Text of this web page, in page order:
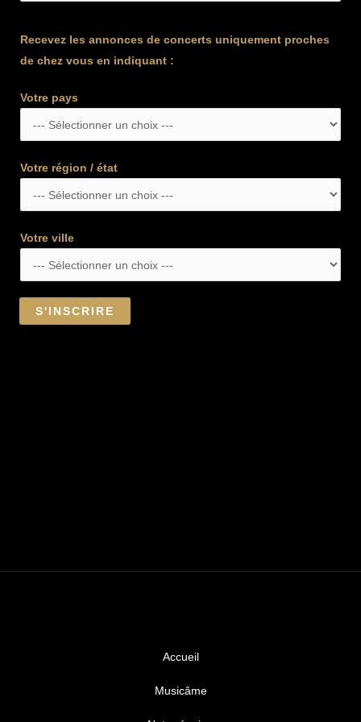
Recevez les annonces de concerts uniquement proches
de chez vous en indiquant :
Votre pays
Votre région / état
Votre ville
S'INSCRIRE
Accueil
Musicâme